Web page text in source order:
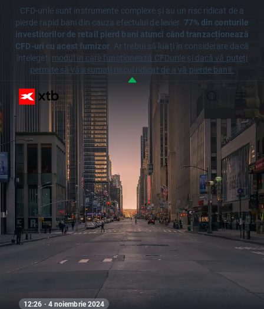
CFD-urile sunt instrumente complexe și au un risc ridicat de a
pierde rapid bani din cauza efectului de levier. 77% din conturile
investitorilor de retail pierd bani atunci când tranzacționează
CFD-uri cu acest furnizor. Ar trebui să luați în considerare dacă
înțelegeți modul în care funcționează CFDurile și dacă vă puteți
permite să vă asumați riscul ridicat de a vă pierde banii.
12:26 · 4 noiembrie 2024